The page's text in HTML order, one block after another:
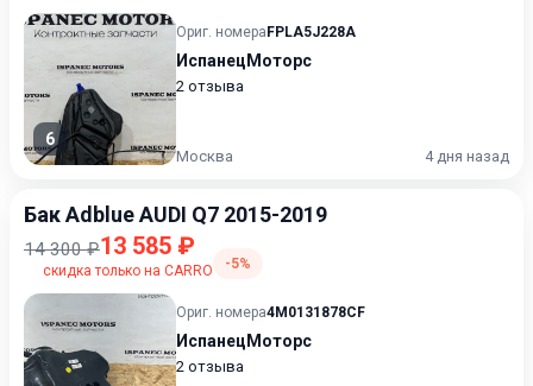
6
Ориг. номера FPLA5J228A
ИспанецМоторс
2 отзыва
Москва 4 дня назад
Бак Adblue AUDI Q7 2015-2019
14 300 ₽13 585 ₽
скидка только на CARRO -5%
Ориг. номера4M0131878CF
ИспанецМоторс
2 отзыва